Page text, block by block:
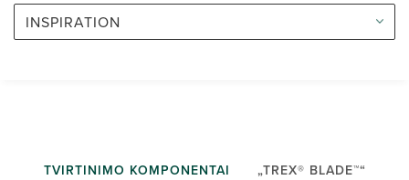
INSPIRATION
TVIRTINIMO KOMPONENTAI „TREX® BLADE™“